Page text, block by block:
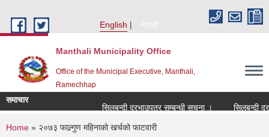
English
नेपाली
Manthali Municipality Office
Office of the Municipal Executive, Manthali,
Ramechhap
समाचार
सिलबन्दी दरभाउपत्र सम्बन्धी सूचना ।
सिलबन्दी
You are here
Home » २०७३ फाल्र्गुण महिनाको खर्चको फा‌टवारी